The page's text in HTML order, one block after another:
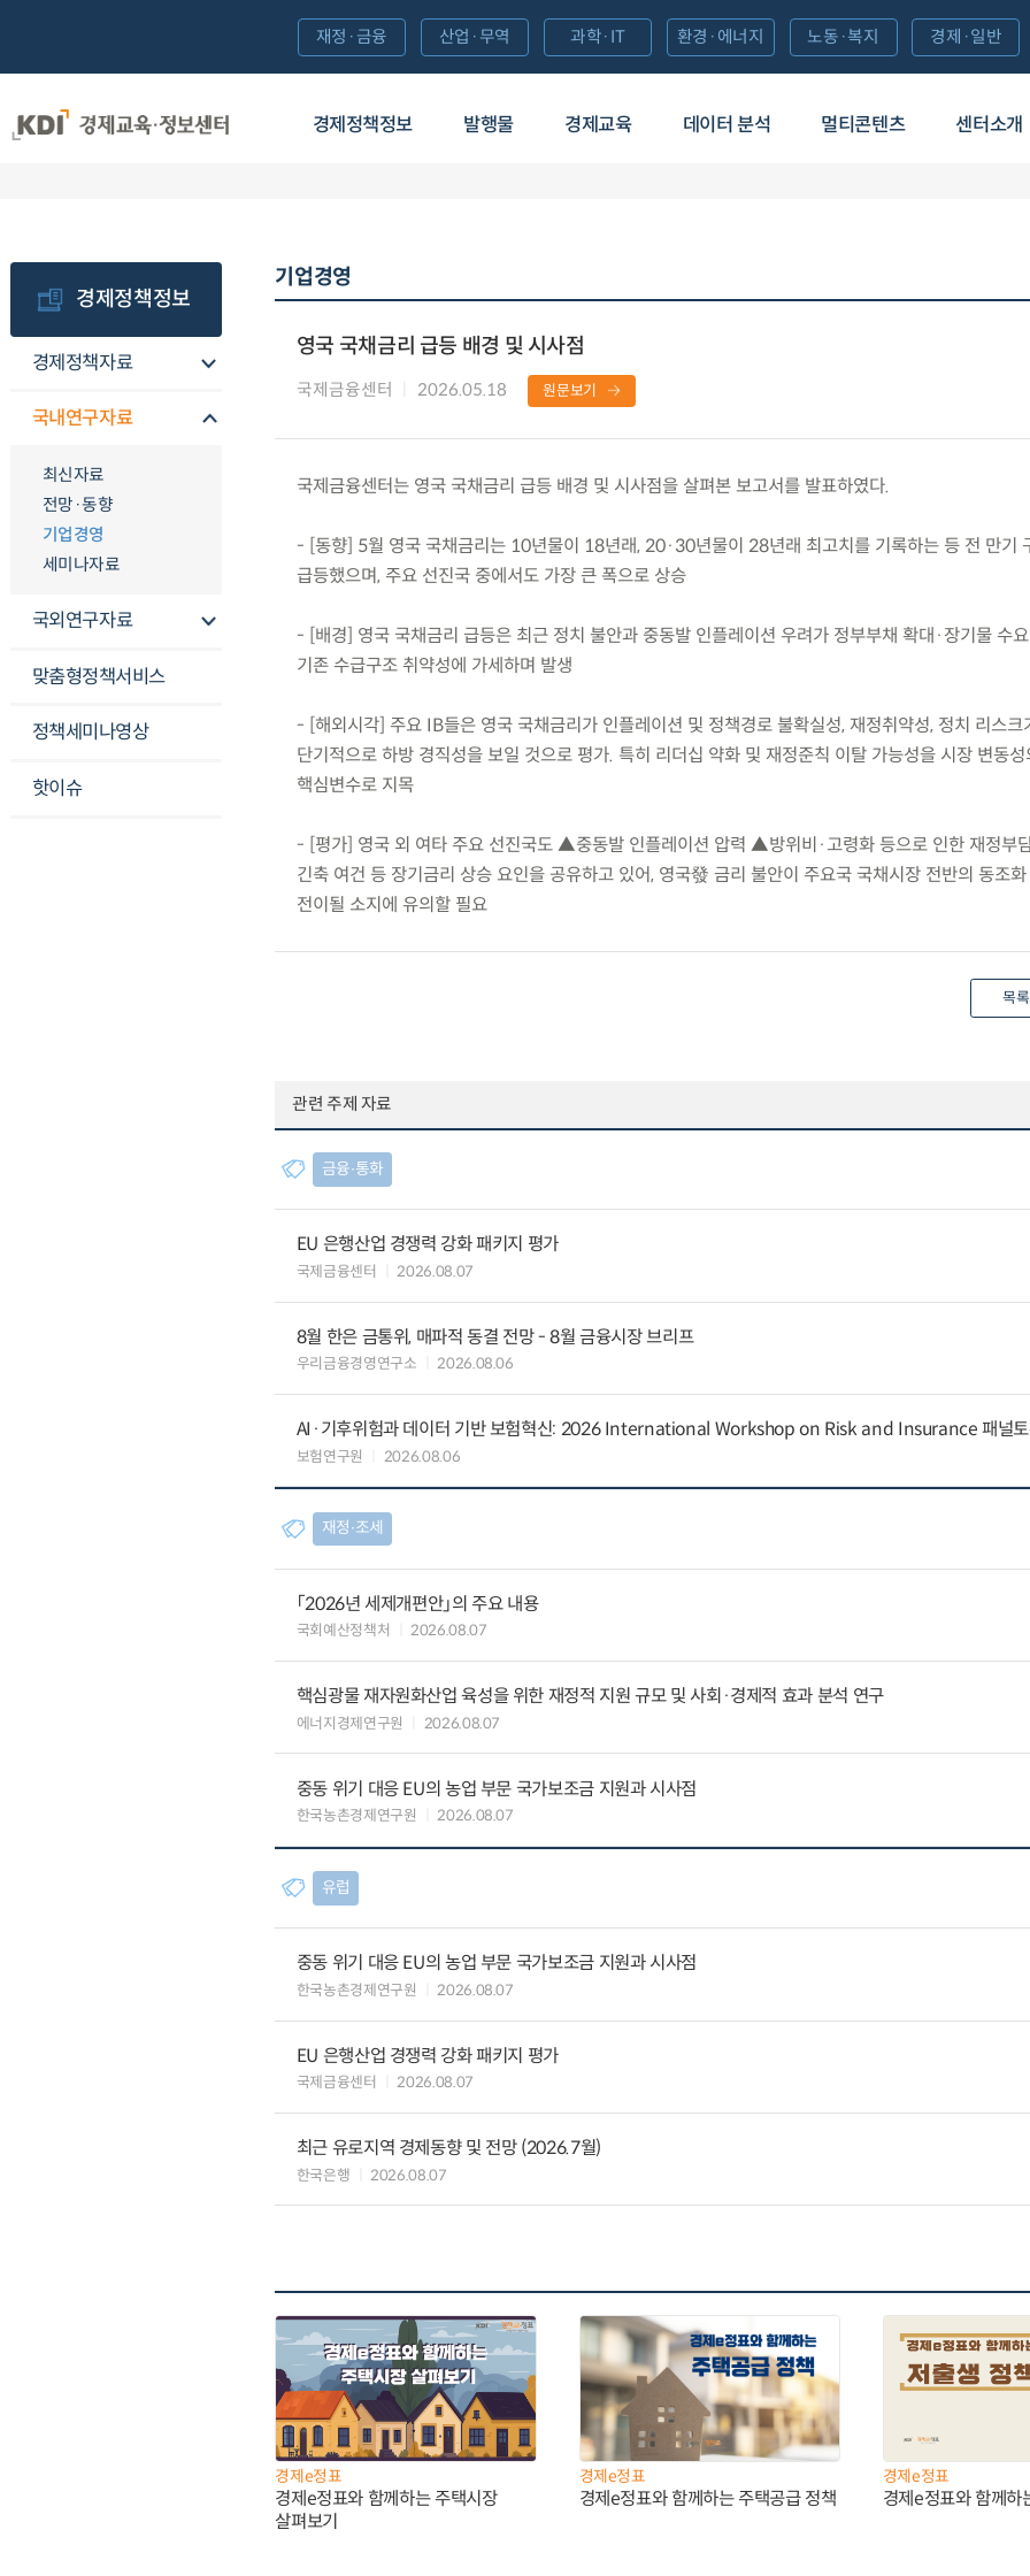
경제정책정보 발행물 경제교육 데이터 분석 멀티콘텐츠 센터소개
재정·금융 산업·무역 과학·IT 환경·에너지 노동·복지 경제·일반
경제정책정보
경제정책자료
국내연구자료
최신자료
전망·동향
기업경영
세미나자료
국외연구자료
맞춤형정책서비스
정책세미나영상
핫이슈
기업경영
영국 국채금리 급등 배경 및 시사점
국제금융센터 2026.05.18 원문보기
국제금융센터는 영국 국채금리 급등 배경 및 시사점을 살펴본 보고서를 발표하였다.
- [동향] 5월 영국 국채금리는 10년물이 18년래, 20·30년물이 28년래 최고치를 기록하는 등 전 만기
급등했으며, 주요 선진국 중에서도 가장 큰 폭으로 상승
- [배경] 영국 국채금리 급등은 최근 정치 불안과 중동발 인플레이션 우려가 정부부채 확대·장기물 수
기존 수급구조 취약성에 가세하며 발생
- [해외시각] 주요 IB들은 영국 국채금리가 인플레이션 및 정책경로 불확실성, 재정취약성, 정치 리스크
단기적으로 하방 경직성을 보일 것으로 평가. 특히 리더십 약화 및 재정준칙 이탈 가능성을 시장 변동성
핵심변수로 지목
- [평가] 영국 외 여타 주요 선진국도 ▲중동발 인플레이션 압력 ▲방위비·고령화 등으로 인한 재정부
긴축 여건 등 장기금리 상승 요인을 공유하고 있어, 영국發 금리 불안이 주요국 국채시장 전반의 동조
전이될 소지에 유의할 필요
목
관련 주제 자료
금융∙통화
EU 은행산업 경쟁력 강화 패키지 평가
국제금융센터 2026.08.07
8월 한은 금통위, 매파적 동결 전망 - 8월 금융시장 브리프
우리금융경영연구소 2026.08.06
AI·기후위험과 데이터 기반 보험혁신: 2026 International Workshop on Risk and Insurance 패널토
보험연구원 2026.08.06
재정∙조세
「2026년 세제개편안」의 주요 내용
국회예산정책처 2026.08.07
핵심광물 재자원화산업 육성을 위한 재정적 지원 규모 및 사회·경제적 효과 분석 연구
에너지경제연구원 2026.08.07
중동 위기 대응 EU의 농업 부문 국가보조금 지원과 시사점
한국농촌경제연구원 2026.08.07
유럽
중동 위기 대응 EU의 농업 부문 국가보조금 지원과 시사점
한국농촌경제연구원 2026.08.07
EU 은행산업 경쟁력 강화 패키지 평가
국제금융센터 2026.08.07
최근 유로지역 경제동향 및 전망 (2026.7월)
한국은행 2026.08.07
경제e정표
경제e정표와 함께하는 주택시장
살펴보기
경제e정표
경제e정표와 함께하는 주택공급 정책
경제e정표
경제e정표와 함께하